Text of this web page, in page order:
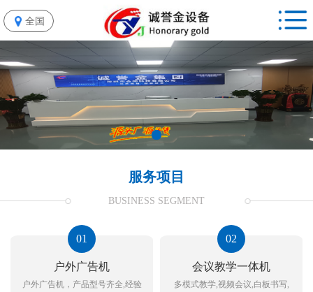
全国
服务项目
BUSINESS SEGMENT
01
户外广告机
户外广告机，产品型号齐全,经验
02
会议教学一体机
多模式教学,视频会议,白板书写,